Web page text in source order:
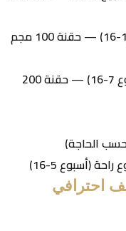
ترنبولون أسيتات: 300 مجم/أسبوع (أسبوع 1-16) — حقنة 100 مجم
ماسترون بروبيونات: 400 مجم/أسبوع (أسبوع 7-16) — حقنة 200
احترافي